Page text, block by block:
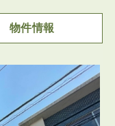
物件情報